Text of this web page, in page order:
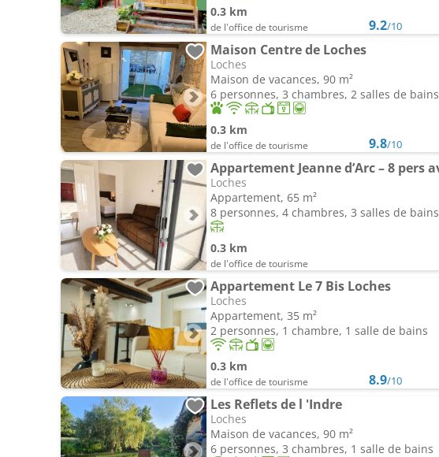
0.3 km
de l'office de tourisme 9.2/10
Maison Centre de Loches
Loches
Maison de vacances, 90 m²
6 personnes, 3 chambres, 2 salles de bains
0.3 km
de l'office de tourisme 9.8/10
Loches
Appartement, 65 m²
8 personnes, 4 chambres, 3 salles de bains
0.3 km
de l'office de tourisme
Appartement Le 7 Bis Loches
Loches
Appartement, 35 m²
2 personnes, 1 chambre, 1 salle de bains
0.3 km
de l'office de tourisme 8.9/10
Les Reflets de l 'Indre
Loches
Maison de vacances, 90 m²
6 personnes, 3 chambres, 1 salle de bains